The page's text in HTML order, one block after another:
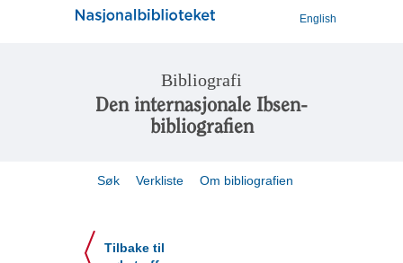
English
Bibliografi
Den internasjonale Ibsen-
bibliografien
Søk Verkliste Om bibliografien
Tilbake til